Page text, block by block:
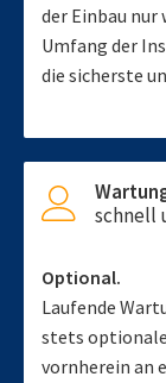
der Einbau nur
Umfang der
die sicherste
schnell
Optional.
Laufende
stets
vornherein an